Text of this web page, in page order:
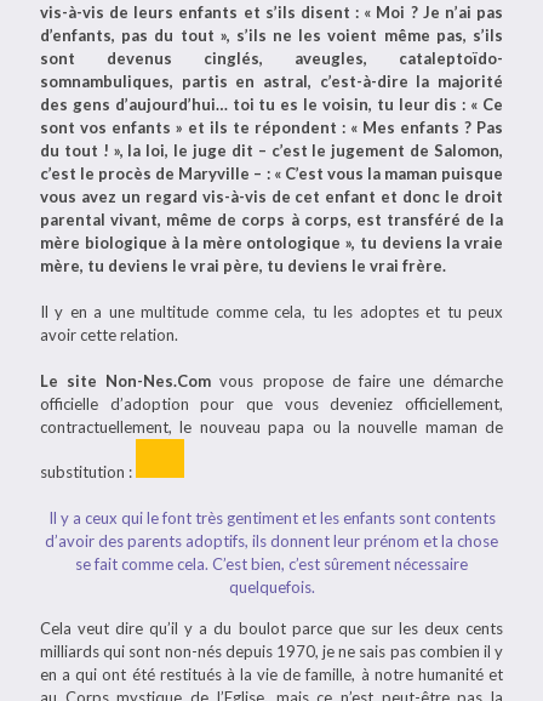
vis-à-vis de leurs enfants et s’ils disent : « Moi ? Je n’ai pas
d’enfants, pas du tout », s’ils ne les voient même pas, s’ils
sont devenus cinglés, aveugles, cataleptoïdo-
somnambuliques, partis en astral, c’est-à-dire la majorité
des gens d’aujourd’hui… toi tu es le voisin, tu leur dis : « Ce
sont vos enfants » et ils te répondent : « Mes enfants ? Pas
du tout ! », la loi, le juge dit – c’est le jugement de Salomon,
c’est le procès de Maryville – : « C’est vous la maman puisque
vous avez un regard vis-à-vis de cet enfant et donc le droit
parental vivant, même de corps à corps, est transféré de la
mère biologique à la mère ontologique », tu deviens la vraie
mère, tu deviens le vrai père, tu deviens le vrai frère.
Il y en a une multitude comme cela, tu les adoptes et tu peux
avoir cette relation.
Le site Non-Nes.Com vous propose de faire une démarche
officielle d’adoption pour que vous deveniez officiellement,
contractuellement, le nouveau papa ou la nouvelle maman de
substitution :
Il y a ceux qui le font très gentiment et les enfants sont contents
d’avoir des parents adoptifs, ils donnent leur prénom et la chose
se fait comme cela. C’est bien, c’est sûrement nécessaire
quelquefois.
Cela veut dire qu’il y a du boulot parce que sur les deux cents
milliards qui sont non-nés depuis 1970, je ne sais pas combien il y
en a qui ont été restitués à la vie de famille, à notre humanité et